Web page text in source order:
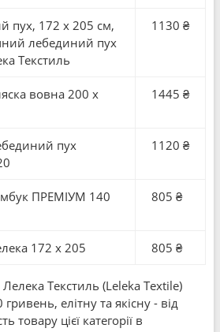
пух, 172 x 205 см,
лебединий пух
Текстиль
1130 ₴
вовна 200 x
1445 ₴
пух
1120 ₴
ПРЕМІУМ 140
805 ₴
172 x 205 805 ₴
Текстиль (Leleka Textile)
елітну та якісну - від
товару цієї категорії в